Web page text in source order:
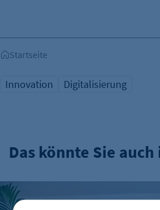
Startseite
Innovation Digitalisierung
Das könnte Sie
Berliner Fintech Moss erreicht